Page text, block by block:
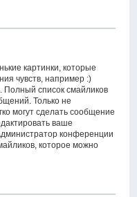
картинки, которые
чувств, например :)
Полный список смайликов
Только не
могут сделать сообщение
ваше
конференции
которое можно